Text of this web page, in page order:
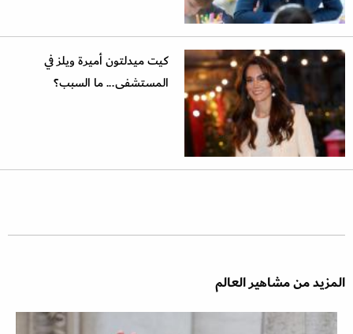
كيت ميدلتون أميرة ويلز في
المستشفى... ما السبب؟
المزيد من مشاهير العالم